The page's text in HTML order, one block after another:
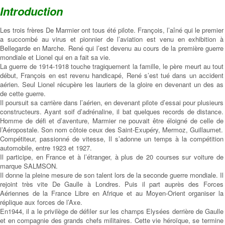
Introduction
Les trois frères De Marmier ont tous été pilote. François, l’aîné qui le premier
a succombé au virus et pionnier de l’aviation est venu en exhibition à
Bellegarde en Marche. René qui l’est devenu au cours de la première guerre
mondiale et Lionel qui en a fait sa vie.
La guerre de 1914-1918 touche tragiquement la famille, le père meurt au tout
début, François en est revenu handicapé, René s’est tué dans un accident
aérien. Seul Lionel récupère les lauriers de la gloire en devenant un des as
de cette guerre.
Il poursuit sa carrière dans l’aérien, en devenant pilote d’essai pour plusieurs
constructeurs. Ayant soif d’adrénaline, il bat quelques records de distance.
Homme de défi et d’aventure, Marmier ne pouvait être éloigné de celle de
l’Aéropostale. Son nom côtoie ceux des Saint-Exupéry, Mermoz, Guillaumet.
Compétiteur, passionné de vitesse, Il s’adonne un temps à la compétition
automobile, entre 1923 et 1927.
Il participe, en France et à l’étranger, à plus de 20 courses sur voiture de
marque SALMSON.
Il donne la pleine mesure de son talent lors de la seconde guerre mondiale. Il
rejoint très vite De Gaulle à Londres. Puis il part auprès des Forces
Aériennes de la France Libre en Afrique et au Moyen-Orient organiser la
réplique aux forces de l’Axe.
En1944, il a le privilège de défiler sur les champs Elysées derrière de Gaulle
et en compagnie des grands chefs militaires. Cette vie héroïque, se termine